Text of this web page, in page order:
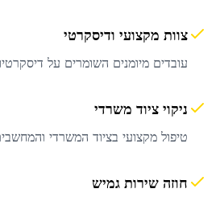
צוות מקצועי ודיסקרטי
עובדים מיומנים השומרים על
ניקוי ציוד משרדי
טיפול מקצועי בציוד המשרדי
חוזה שירות גמיש